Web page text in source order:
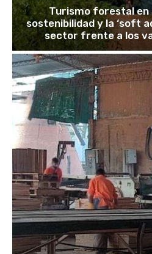
Turismo forestal en
sostenibilidad y la ‘soft
sector frente a los